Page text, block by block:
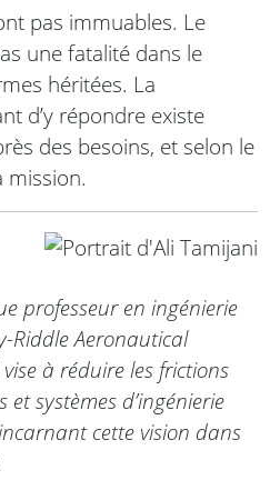
pas immuables. Le
une fatalité dans le
héritées. La
d’y répondre existe
des besoins, et selon le
mission.
professeur en ingénierie
Riddle Aeronautical
à réduire les frictions
systèmes d’ingénierie
cette vision dans